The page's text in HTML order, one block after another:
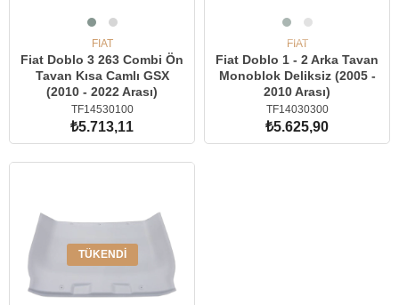
FIAT
Fiat Doblo 3 263 Combi Ön
Tavan Kısa Camlı GSX
(2010 - 2022 Arası)
TF14530100
₺5.713,11
SEPETE EKLE
FIAT
Fiat Doblo 1 - 2 Arka Tavan
Monoblok Deliksiz (2005 -
2010 Arası)
TF14030300
₺5.625,90
TÜKENDI